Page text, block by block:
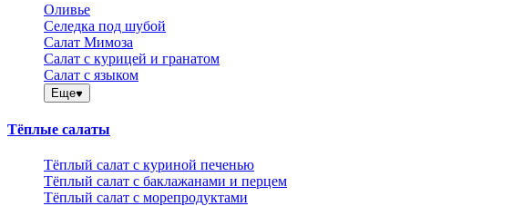
Оливье
Селедка под шубой
Салат Мимоза
Салат с курицей и гранатом
Салат с языком
Еще
Тёплые салаты
Тёплый салат с куриной печенью
Тёплый салат с баклажанами и перцем
Тёплый салат с морепродуктами